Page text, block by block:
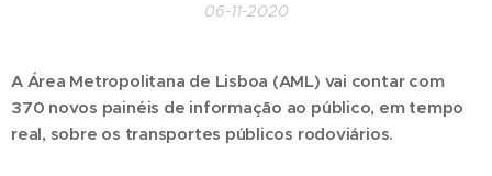
06-11-2020
A Área Metropolitana de Lisboa (AML) vai contar com
370 novos painéis de informação ao público, em tempo
real, sobre os transportes públicos rodoviários.